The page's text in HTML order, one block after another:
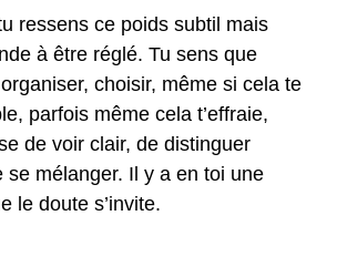
ressens ce poids subtil mais
à être réglé. Tu sens que
choisir, même si cela te
parfois même cela t’effraie,
de voir clair, de distinguer
se mélanger. Il y a en toi une
le doute s’invite.